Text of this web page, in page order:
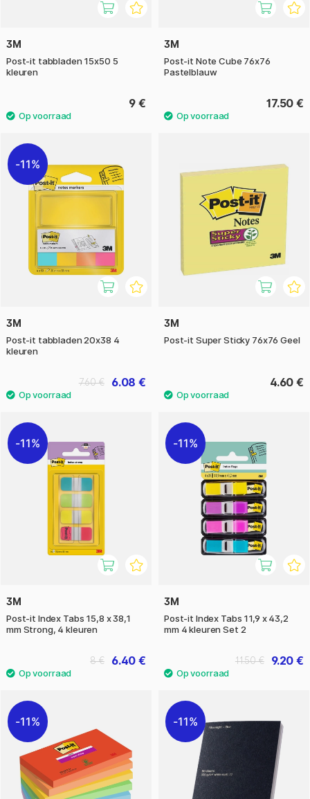
3M
Post-it tabbladen 15x50 5
kleuren
9 €
3M
Post-it Note Cube 76x76
Pastelblauw
17.50 €
11%
3M
Post-it tabbladen 20x38 4
kleuren
6.08 €
7.60 €
3M
Post-it Super Sticky 76x76 Geel
4.60 €
11%
3M
Post-it Index Tabs 15,8 x 38,1
mm Strong, 4 kleuren
6.40 €
8 €
11%
3M
Post-it Index Tabs 11,9 x 43,2
mm 4 kleuren Set 2
9.20 €
11.50 €
11% 11%